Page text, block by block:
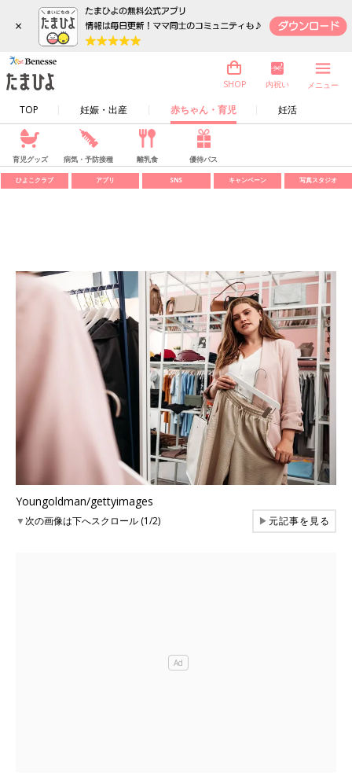
×
TOP 妊娠・出産 赤ちゃん・育児 妊活
SHOP 内祝い メニュー
育児グッズ 病気・予防接種 離乳食 優待パス
ひよこクラブ アプリ SNS キャンペーン 写真スタジオ
Youngoldman/gettyimages
▼次の画像は下へスクロール (1/2) ▶元記事を見る